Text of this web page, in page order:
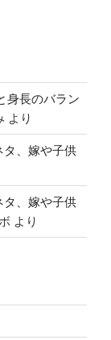
身長のバラン
より
タ、嫁や子供
タ、嫁や子供
より